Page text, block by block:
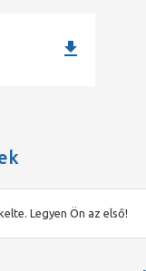
használat.
download
Legyen Ön az első!